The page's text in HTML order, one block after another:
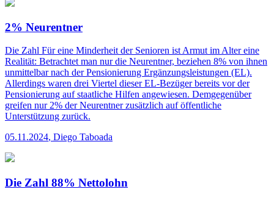
2% Neurentner
Die Zahl Für eine Minderheit der Senioren ist Armut im Alter eine
Realität: Betrachtet man nur die Neurentner, beziehen 8% von ihnen
unmittelbar nach der Pensionierung Ergänzungsleistungen (EL).
Allerdings waren drei Viertel dieser EL-Bezüger bereits vor der
Pensionierung auf staatliche Hilfen angewiesen. Demgegenüber
greifen nur 2% der Neurentner zusätzlich auf öffentliche
Unterstützung zurück.
05.11.2024, Diego Taboada
Die Zahl 88% Nettolohn